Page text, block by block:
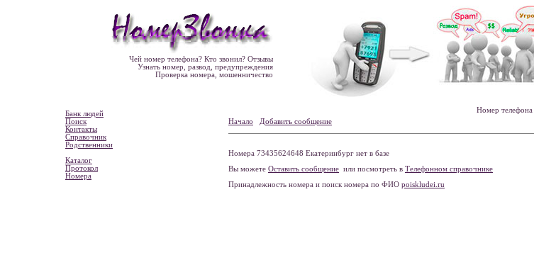
Чей номер телефона? Кто звонил? Отзывы
Узнать номер, развод, предупреждения
Проверка номера, мошенничество
Банк людей
Поиск
Контакты
Справочник
Родственники
Каталог
Протокол
Номера
Номер телефона
Начало
Добавить сообщение
Номера 73435624648 Екатеринбург нет в базе
Вы можете Оставить сообщение или посмотреть в Телефонном справочнике
Принадлежность номера и поиск номера по ФИО poiskludei.ru